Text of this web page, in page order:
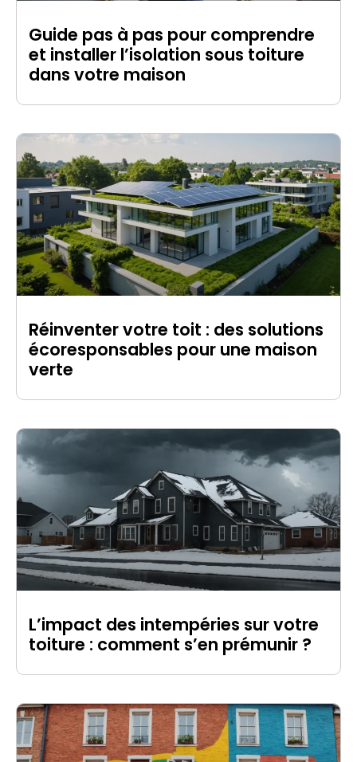
Guide pas à pas pour comprendre
et installer l’isolation sous toiture
dans votre maison
Réinventer votre toit : des solutions
écoresponsables pour une maison
verte
L’impact des intempéries sur votre
toiture : comment s’en prémunir ?